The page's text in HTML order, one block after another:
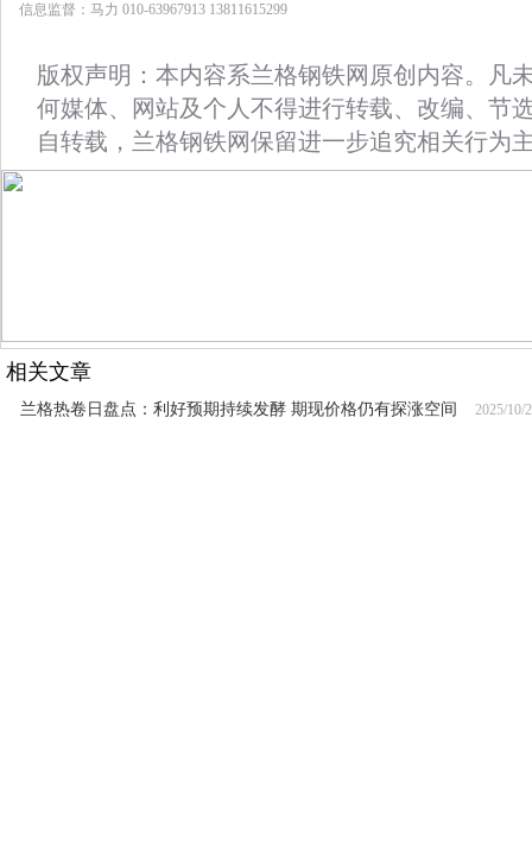
信息监督：马力 010-63967913 13811615299
版权声明：本内容系兰格钢铁网原创内容。凡
何媒体、网站及个人不得进行转载、改编、节
自转载，兰格钢铁网保留进一步追究相关行为
相关文章
兰格热卷日盘点：利好预期持续发酵 期现价格仍有探涨空间 2025/10/